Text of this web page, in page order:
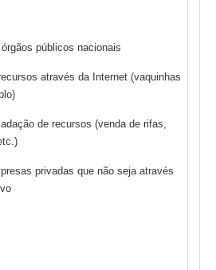
públicos nacionais
através da Internet (vaquinhas
de recursos (venda de rifas,
privadas que não seja através